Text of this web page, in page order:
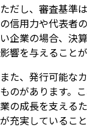
ただし、審査基準
の信用力や代表者
い企業の場合、決
影響を与えることが
また、発行可能な
ものがあります。
業の成長を支える
が充実していること